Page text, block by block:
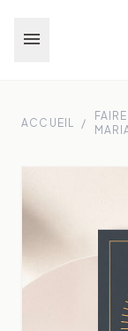
menu
ACCUEIL /